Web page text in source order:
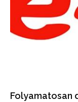
Folyamatosan